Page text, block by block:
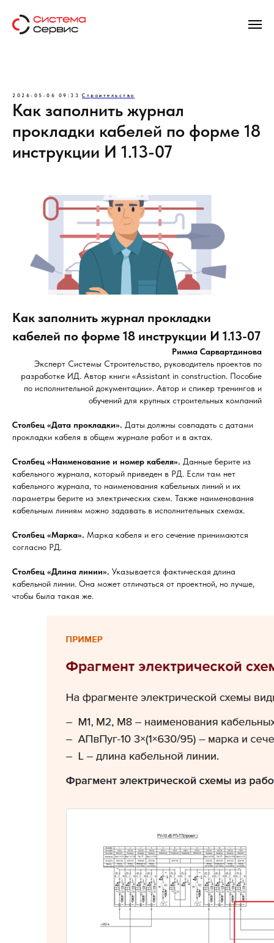
2026-05-06 09:33 Строительство
Как заполнить журнал
прокладки кабелей по форме 18
инструкции И 1.13-07
Как заполнить журнал прокладки
кабелей по форме 18 инструкции И 1.13-07
Римма Сарвартдинова
Эксперт Системы Строительство, руководитель проектов по
разработке ИД. Автор книги «Assistant in construction. Пособие
по исполнительной документации». Автор и спикер тренингов и
обучений для крупных строительных компаний
Столбец «Дата прокладки». Даты должны совпадать с датами
прокладки кабеля в общем журнале работ и в актах.
Столбец «Наименование и номер кабеля». Данные берите из
кабельного журнала, который приведен в РД. Если там нет
кабельного журнала, то наименования кабельных линий и их
параметры берите из электрических схем. Также наименования
кабельным линиям можно задавать в исполнительных схемах.
Столбец «Марка». Марка кабеля и его сечение принимаются
согласно РД.
Столбец «Длина линии». Указывается фактическая длина
кабельной линии. Она может отличаться от проектной, но лучше,
чтобы была такая же.